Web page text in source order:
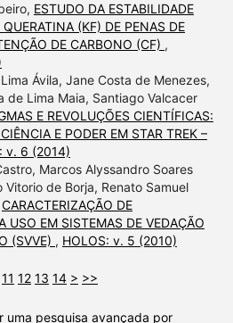
ESTUDO DA ESTABILIDADE
(KF) DE PENAS DE
DE CARBONO (CF) ,
Ávila, Jane Costa de Menezes,
de Lima Maia, Santiago Valcacer
E REVOLUÇÕES CIENTÍFICAS:
E PODER EM STAR TREK –
v. 6 (2014)
Marcos Alyssandro Soares
Vitorio de Borja, Renato Samuel
CARACTERIZAÇÃO DE
USO EM SISTEMAS DE VEDAÇÃO
(SVVE) , HOLOS: v. 5 (2010)
11 12 13 14 > >>
uma pesquisa avançada por